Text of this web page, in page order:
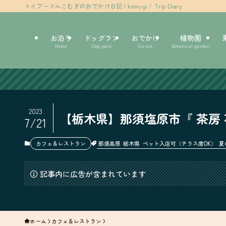
トイプードルこむぎのおでかけ日記 | komugi / Trip Diary
お泊り
Hotel
ドッグラン
Dog park
おでかけ
Go out
植物園
Botanical garden
【栃木県】那須塩原市『 茶
2023
7/21
カフェ＆レストラン 那須高原 栃木県 ペット入店可（テラス席OK） 夏
記事内に広告が含まれています
ホーム カフェ＆レストラン